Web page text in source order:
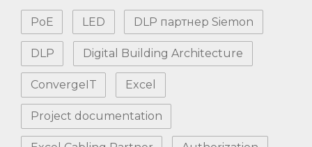
PoE LED DLP партнер Siemon
DLP Digital Building Architecture
ConvergeIT Excel
Project documentation